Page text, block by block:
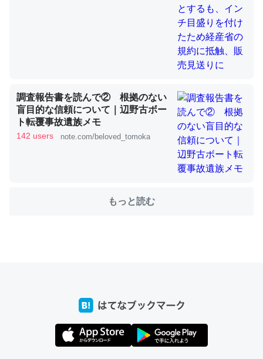
ちぼちRingも置こうかと画策中。あと、Googleマップで
位置情報を共有してる。電池残量や充電中かが分かるので
─たまにLINEするくらいだった遠方の父67歳と僕。ITツール導入で
コミュニケーションが劇的に変化した｜tayorini by LIFULL介護
ちょうど同じ理由でEcho Show 8を設定中でした。Prime
とかSpotifyを支払う孝行もできる。一生で親と会える残
り時間を日数にすると1週間とかの人が多いそうだけど、
─たまにLINEするくらいだった遠方の父67歳と僕。ITツール導入で
コミュニケーションが劇的に変化した｜tayorini by LIFULL介護
回線代ほとんどかからないですよ。参考：
https://toyoshi.hatenablog.com/entry/2019/05/15/1805
調査報告書を読んで② 根拠のない
盲目的な信頼について｜辺野古ボー
ト転覆事故遺族メモ
142 users note.com/beloved_tomoka
もっと読む